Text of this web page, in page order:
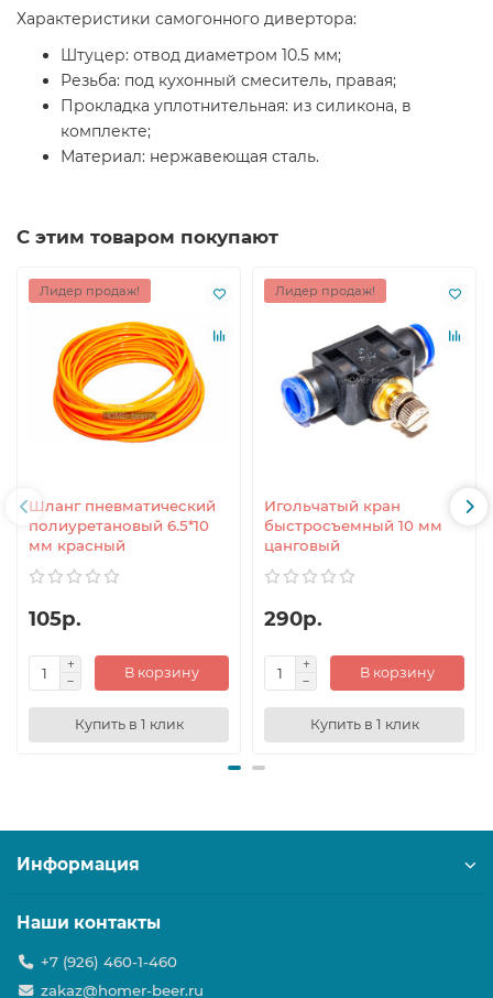
Характеристики самогонного дивертора:
Штуцер: отвод диаметром 10.5 мм;
Резьба: под кухонный смеситель, правая;
Прокладка уплотнительная: из силикона, в
комплекте;
Материал: нержавеющая сталь.
С этим товаром покупают
Лидер продаж!
Шланг пневматический
полиуретановый 6.5*10
мм красный
105р.
В корзину
Купить в 1 клик
Лидер продаж!
Игольчатый кран
быстросъемный 10 мм
цанговый
290р.
В корзину
Купить в 1 клик
Информация
Наши контакты
+7 (926) 460-1-460
zakaz@homer-beer.ru